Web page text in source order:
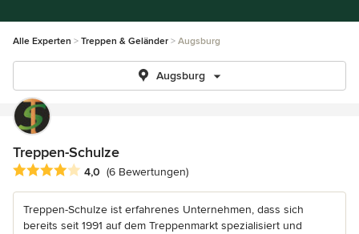
Alle Experten Treppen & Geländer Augsburg
Augsburg
Treppen-Schulze
Durchschnittliche Bewertung: 4 von 5 Sternen
4,0 (6 Bewertungen)
Treppen-Schulze ist erfahrenes Unternehmen, dass sich
bereits seit 1991 auf dem Treppenmarkt spezialisiert und